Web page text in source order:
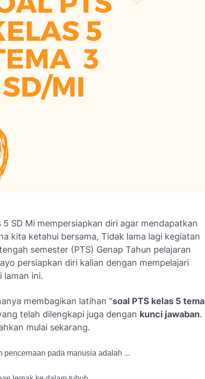
SD Mi mempersiapkan diri agar mendapatkan
kita ketahui bersama, Tidak lama lagi kegiatan
semester (PTS) Genap Tahun pelajaran
persiapkan diri kalian dengan mempelajari
laman ini.
membagikan latihan "soal PTS kelas 5 tema
telah dilengkapi juga dengan kunci jawaban.
mulai sekarang.
pencernaan pada manusia adalah ...